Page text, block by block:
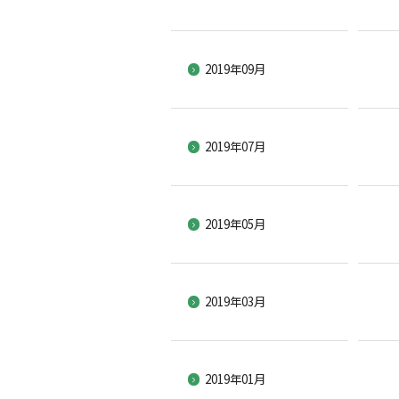
2019年09月
2019年07月
2019年05月
2019年03月
2019年01月